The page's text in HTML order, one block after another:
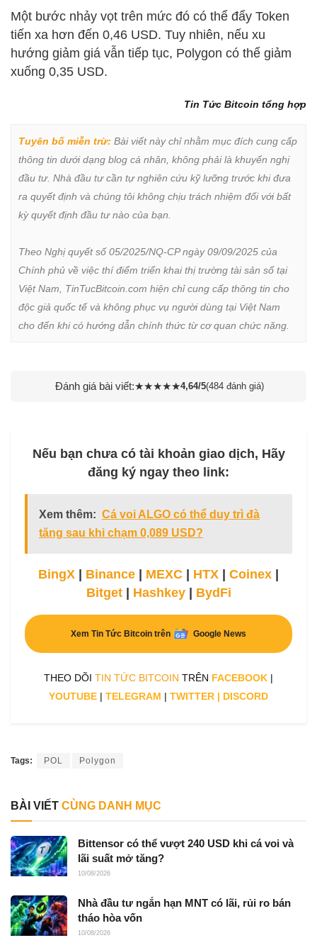
Một bước nhảy vọt trên mức đó có thể đẩy Token
tiến xa hơn đến 0,46 USD. Tuy nhiên, nếu xu
hướng giảm giá vẫn tiếp tục, Polygon có thể giảm
xuống 0,35 USD.
Tin Tức Bitcoin tổng hợp
Tuyên bố miễn trừ: Bài viết này chỉ nhằm mục đích cung cấp
thông tin dưới dạng blog cá nhân, không phải là khuyến nghị
đầu tư. Nhà đầu tư cần tự nghiên cứu kỹ lưỡng trước khi đưa
ra quyết định và chúng tôi không chịu trách nhiệm đối với bất
kỳ quyết định đầu tư nào của bạn.
Theo Nghị quyết số 05/2025/NQ-CP ngày 09/09/2025 của
Chính phủ về việc thí điểm triển khai thị trường tài sản số tại
Việt Nam, TinTucBitcoin.com hiện chỉ cung cấp thông tin cho
độc giả quốc tế và không phục vụ người dùng tại Việt Nam
cho đến khi có hướng dẫn chính thức từ cơ quan chức năng.
Đánh giá bài viết:★★★★★4,64/5(484 đánh giá)
Nếu bạn chưa có tài khoản giao dịch, Hãy
đăng ký ngay theo link:
Xem thêm: Cá voi ALGO có thể duy trì đà
tăng sau khi chạm 0,089 USD?
BingX | Binance | MEXC | HTX | Coinex |
Bitget| Hashkey| BydFi
Xem Tin Tức Bitcoin trên Google News
THEO DÕI TIN TỨC BITCOIN TRÊN FACEBOOK |
YOUTUBE | TELEGRAM | TWITTER | DISCORD
Tags: POL Polygon
BÀI VIẾT CÙNG DANH MỤC
Bittensor có thể vượt 240 USD khi cá voi và
lãi suất mở tăng?
10/08/2026
Nhà đầu tư ngắn hạn MNT có lãi, rủi ro bán
tháo hòa vốn
10/08/2026